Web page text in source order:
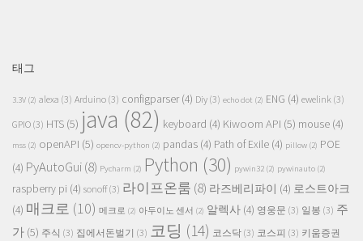
태그
3.3V (2) alexa (3) Arduino (3) configparser(4) Diy (3) echo dot (2) ENG (4) ewelink (3)
GPIO (3) HTS (5) java (82) keyboard (4) Kiwoom API (5) mouse (4)
mss (2) openAPI (5) opencv-python (2) pandas (4) Path of Exile (4) pillow (2) POE
(4) PyAutoGui(8) Pycharm (2) Python (30) pywin32 (2) pywinauto (2)
raspberry pi (4) sonoff(3) 라이프온룸 (8) 라즈베리파이 (4) 로스트아크
(4) 매크로 (10) 메크로 (2) 아두이노 센서 (2) 알렉사 (4) 영웅문 (3) 일봉 (3) 주
가 (5) 주식 (3) 집에서돈벌기 (3) 코딩 (14) 코스닥 (3) 코스피 (3) 키움증권